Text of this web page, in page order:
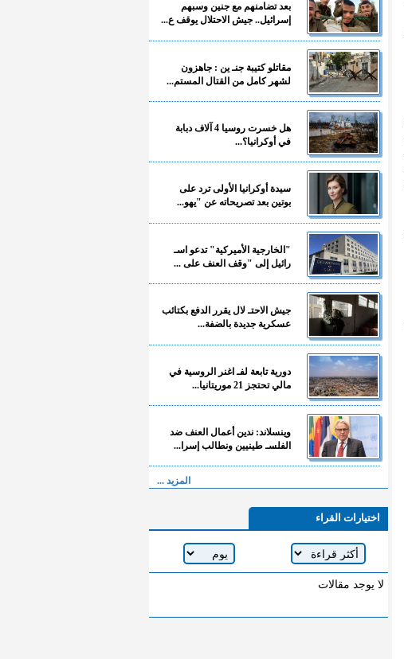
بعد تضامنهم مع جنين وسبهم
إسرائيل.. جيش الاحتلال يوقف ع...
مقاتلو كتيبة جنـ ين : جاهزون
لشهر كامل من القتال المستم...
هل خسرت روسيا 4 آلاف دبابة
في أوكرانيا؟...
سيدة أوكرانيا الأولى ترد على
بوتين بعد تصريحاته عن "يهو...
"الخارجية الأميركية" تدعو اسـ
رائيل إلى "وقف العنف على ...
جيش الاحتـ لال يقرر الدفع بكتائب
عسكرية جديدة بالضفة...
دورية تابعة لفـ اغنر الروسية في
مالي تحتجز 21 موريتانيا...
وينسلاند: ندين أعمال العنف ضد
الفلسـ طينيين ونطالب إسرا...
المزيد ...
اختيارات القراء
لا يوجد مقالات